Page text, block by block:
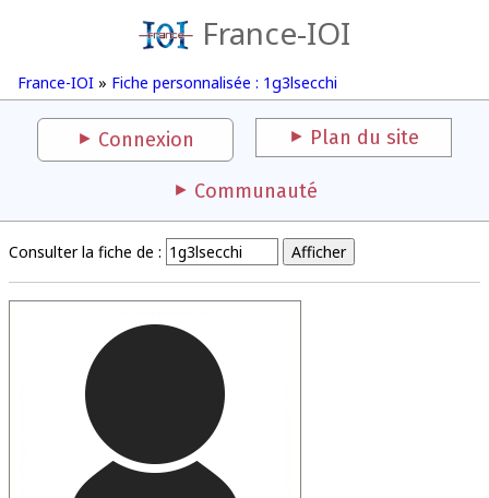
France-IOI
France-IOI » Fiche personnalisée : 1g3lsecchi
Connexion Plan du site
Communauté
Consulter la fiche de :